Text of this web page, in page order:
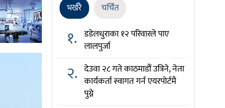
भर्खरै चर्चित
१. डडेलधुराका १२ परिवारले पाए
लालपुर्जा
२. देउवा २८ गते काठमाडौं उत्रिने, नेता
कार्यकर्ता स्वागत गर्न एयरपोर्टमै
पुग्ने